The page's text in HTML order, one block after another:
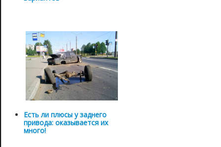
Есть ли плюсы у заднего
привода: оказывается их
много!